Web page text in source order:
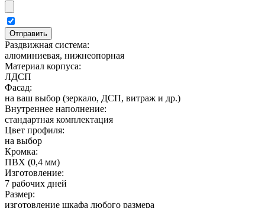
Раздвижная система:
алюминиевая, нижнеопорная
Материал корпуса:
ЛДСП
Фасад:
на ваш выбор (зеркало, ДСП, витраж и др.)
Внутреннее наполнение:
стандартная комплектация
Цвет профиля:
на выбор
Кромка:
ПВХ (0,4 мм)
Изготовление:
7 рабочих дней
Размер:
изготовление шкафа любого размера